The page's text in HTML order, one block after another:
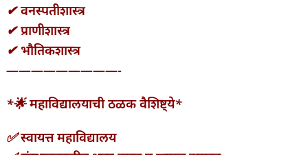
✔ वनस्पतीशास्त्र
✔ प्राणीशास्त्र
✔ भौतिकशास्त्र
—————————-
*🌟 महाविद्यालयाची ठळक वैशिष्ट्ये*
✅ स्वायत्त महाविद्यालय